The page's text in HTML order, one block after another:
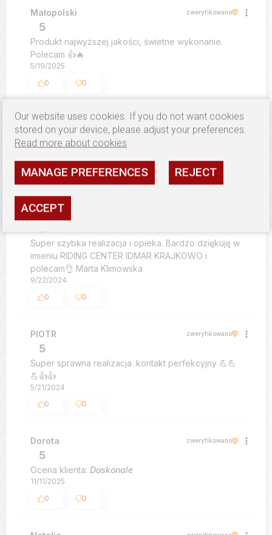
Małopolski zweryfikowano
5
Produkt najwyższej jakości, świetne wykonanie.
Polecam 👍️🔥
5/19/2025
0
0
Małgorzata zweryfikowano
5
Super flootki :)
12/2/2024
0
0
Marta
Super szybka realizacja i opieka. Bardzo dziękuję w
imieniu RIDING CENTER IDMAR KRAJKOWO i
polecam👌 Marta Klimowska
9/22/2024
0
0
PIOTR zweryfikowano
5
Super sprawna realizacja .kontakt perfekcyjny 💪💪
💪👍️👍️
5/21/2024
0
0
Dorota zweryfikowano
5
Ocena klienta: Doskonale
11/11/2025
0
0
Our website uses cookies. If you do not want cookies
stored on your device, please adjust your preferences.
Read more about cookies
MANAGE PREFERENCES REJECT
ACCEPT